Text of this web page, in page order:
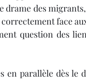
drame des
face
question des
en parallèle dès le